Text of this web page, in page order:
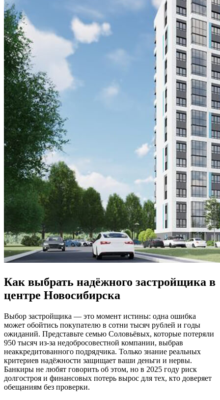
Как выбрать надёжного застройщика в
центре Новосибирска
Выбор застройщика — это момент истины: одна ошибка
может обойтись покупателю в сотни тысяч рублей и годы
ожиданий. Представьте семью Соловьёвых, которые потеряли
950 тысяч из-за недобросовестной компании, выбрав
неаккредитованного подрядчика. Только знание реальных
критериев надёжности защищает ваши деньги и нервы.
Банкиры не любят говорить об этом, но в 2025 году риск
долгостроя и финансовых потерь вырос для тех, кто доверяет
обещаниям без проверки.